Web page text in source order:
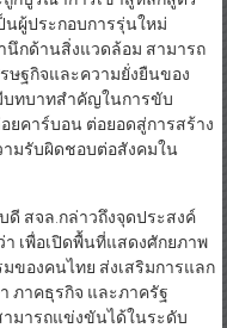
นผู้ประกอบการรุ่นใหม่
นึกด้านสิ่งแวดล้อม สามารถ
ษฐกิจและความยั่งยืนของ
บทบาทสำคัญในการขับ
ยคาร์บอน ต่อยอดสู่การสร้าง
มรับผิดชอบต่อสังคมใน
ดี สจล.กล่าวถึงจุดประสงค์
า เพื่อเปิดพื้นที่แสดงศักยภาพ
ของคนไทย ส่งเสริมการแลก
ภาคธุรกิจ และภาครัฐ
มารถแข่งขันได้ในระดับ